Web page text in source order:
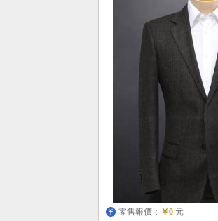
零售報價： ￥0 元